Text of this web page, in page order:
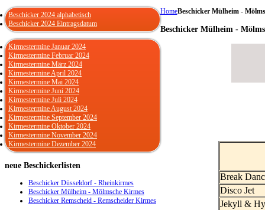
HomeBeschicker Mülheim -
Beschicker Mülheim -
Break
Disco Jet
Jekyll &
Beschicker 2024 alphabetisch
Beschicker 2024 Eintragsdatum
Kirmestermine Januar 2024
Kirmestermine Februar 2024
Kirmestermine März 2024
Kirmestermine April 2024
Kirmestermine Mai 2024
Kirmestermine Juni 2024
Kirmestermine Juli 2024
Kirmestermine August 2024
Kirmestermine September 2024
Kirmestermine Oktober 2024
Kirmestermine November 2024
Kirmestermine Dezember 2024
neue Beschickerlisten
Beschicker Düsseldorf - Rheinkirmes
Beschicker Mülheim - Mölmsche Kirmes
Beschicker Remscheid - Remscheider Kirmes